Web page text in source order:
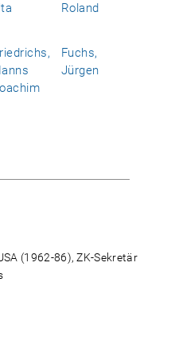
Roland
Fuchs,
Jürgen
(1962-86), ZK-Sekretär